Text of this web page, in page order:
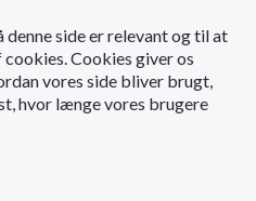
side er relevant og til at
Cookies giver os
vores side bliver brugt,
hvor længe vores brugere